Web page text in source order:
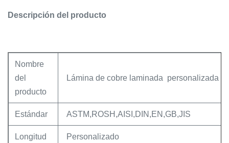
Descripción del producto
Nombre
del
producto
Lámina de cobre laminada personalizada
Estándar ASTM,ROSH,AISI,DIN,EN,GB,JIS
Longitud Personalizado